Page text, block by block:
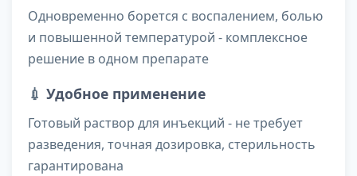
Одновременно борется с воспалением, болью
и повышенной температурой - комплексное
решение в одном препарате
💉 Удобное применение
Готовый раствор для инъекций - не требует
разведения, точная дозировка, стерильность
гарантирована